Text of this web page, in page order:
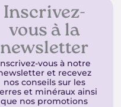
Inscrivez-
vous à la
newsletter
vous à notre
et recevez
nos conseils sur les
et minéraux ainsi
que nos promotions